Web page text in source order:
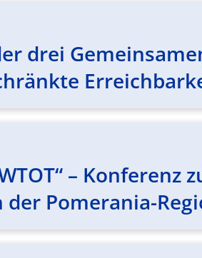
drei
–
Pomerania-